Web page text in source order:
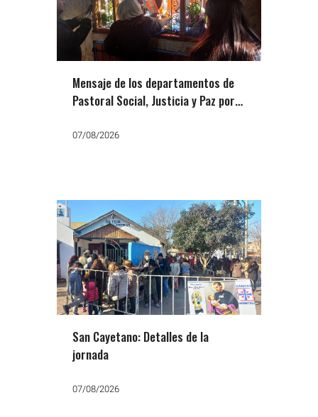
Mensaje de los departamentos de
Pastoral Social, Justicia y Paz por
trabajo, el pan y la paz»
07/08/2026
San Cayetano: Detalles de la
jornada
07/08/2026